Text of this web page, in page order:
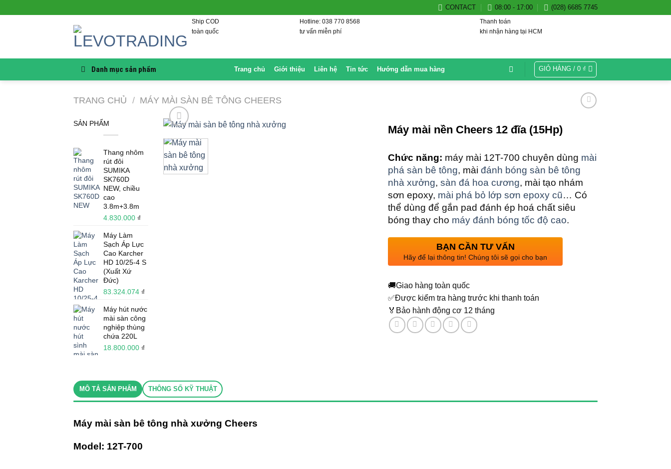
CONTACT 08:00 - 17:00 (028) 6685 7745
Ship COD
toàn quốc
Hotline: 038 770 8568
tư vấn miễn phí
Thanh toán
khi nhận hàng tại HCM
Danh mục sản phẩm Trang chủ Giới thiệu Liên hệ Tin tức Hướng dẫn mua hàng GIỎ HÀNG / 0 ₫
TRANG CHỦ / MÁY MÀI SÀN BÊ TÔNG CHEERS
SẢN PHẨM
Thang nhôm
rút đôi
SUMIKA
SK760D
NEW, chiều
cao
3.8m+3.8m
4.830.000 ₫
Máy Làm
Sạch Áp Lực
Cao Karcher
HD 10/25-4 S
(Xuất Xứ
Đức)
83.324.074 ₫
Máy hút nước
mài sàn công
nghiệp thùng
chứa 220L
18.800.000 ₫
Máy mài nền Cheers 12 đĩa (15Hp)
Chức năng: máy mài 12T-700 chuyên dùng mài
phá sàn bê tông, mài đánh bóng sàn bê tông
nhà xưởng, sàn đá hoa cương, mài tạo nhám
sơn epoxy, mài phá bỏ lớp sơn epoxy cũ… Có
thể dùng để gắn pad đánh ép hoá chất siêu
bóng thay cho máy đánh bóng tốc độ cao.
BẠN CẦN TƯ VẤN
Hãy để lại thông tin! Chúng tôi sẽ gọi cho bạn
🚚Giao hàng toàn quốc
✅Được kiểm tra hàng trước khi thanh toán
🏅 Bảo hành động cơ 12 tháng
MÔ TẢ SẢN PHẨM THÔNG SỐ KỸ THUẬT
Máy mài sàn bê tông nhà xưởng Cheers
Model: 12T-700